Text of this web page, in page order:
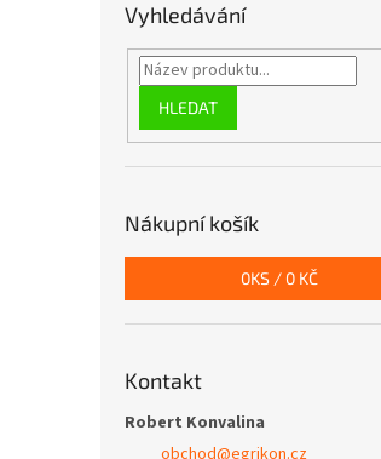
Vyhledávání
HLEDAT
Nákupní košík
0KS / 0 KČ
Kontakt
Robert Konvalina